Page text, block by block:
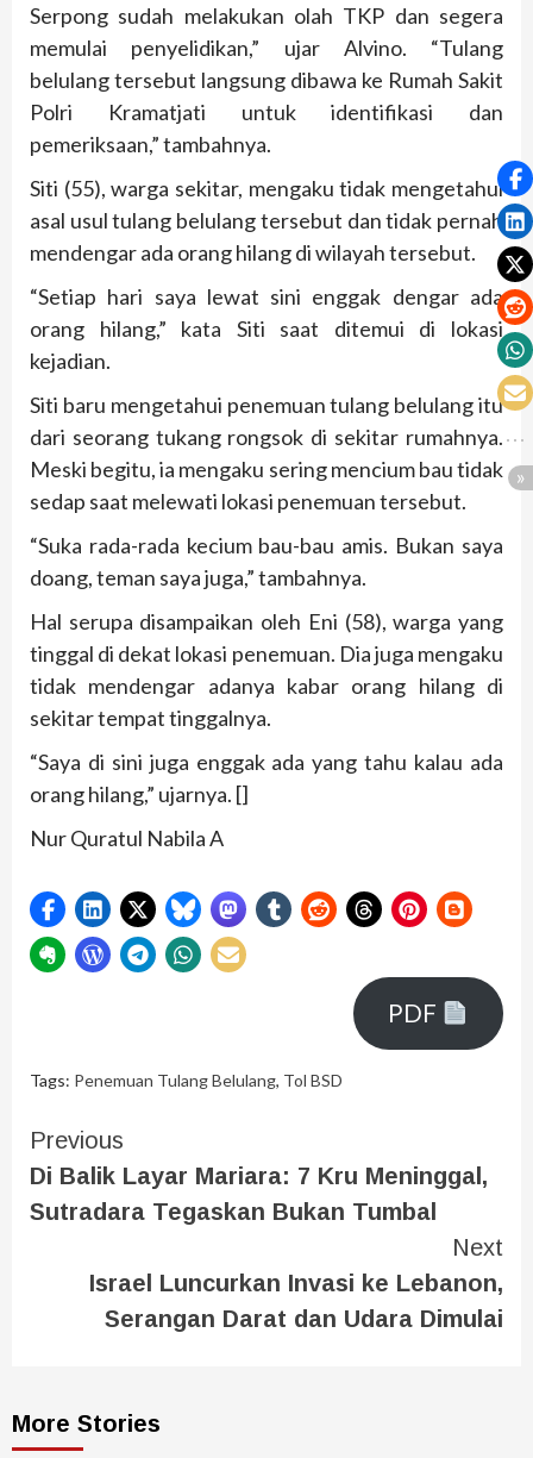
Serpong sudah melakukan olah TKP dan segera
memulai penyelidikan,” ujar Alvino. “Tulang
belulang tersebut langsung dibawa ke Rumah Sakit
Polri Kramatjati untuk identifikasi dan
pemeriksaan,” tambahnya.
Siti (55), warga sekitar, mengaku tidak mengetahui
asal usul tulang belulang tersebut dan tidak pernah
mendengar ada orang hilang di wilayah tersebut.
“Setiap hari saya lewat sini enggak dengar ada
orang hilang,” kata Siti saat ditemui di lokasi
kejadian.
Siti baru mengetahui penemuan tulang belulang itu
dari seorang tukang rongsok di sekitar rumahnya.
Meski begitu, ia mengaku sering mencium bau tidak
sedap saat melewati lokasi penemuan tersebut.
“Suka rada-rada kecium bau-bau amis. Bukan saya
doang, teman saya juga,” tambahnya.
Hal serupa disampaikan oleh Eni (58), warga yang
tinggal di dekat lokasi penemuan. Dia juga mengaku
tidak mendengar adanya kabar orang hilang di
sekitar tempat tinggalnya.
“Saya di sini juga enggak ada yang tahu kalau ada
orang hilang,” ujarnya. []
Nur Quratul Nabila A
PDF
Tags: Penemuan Tulang Belulang, Tol BSD
Previous
Di Balik Layar Mariara: 7 Kru Meninggal,
Sutradara Tegaskan Bukan Tumbal
Next
Israel Luncurkan Invasi ke Lebanon,
Serangan Darat dan Udara Dimulai
More Stories